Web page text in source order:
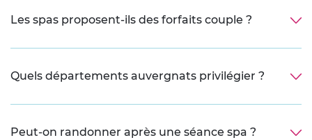
Les spas proposent-ils des forfaits couple ?
Quels départements auvergnats privilégier ?
Peut-on randonner après une séance spa ?